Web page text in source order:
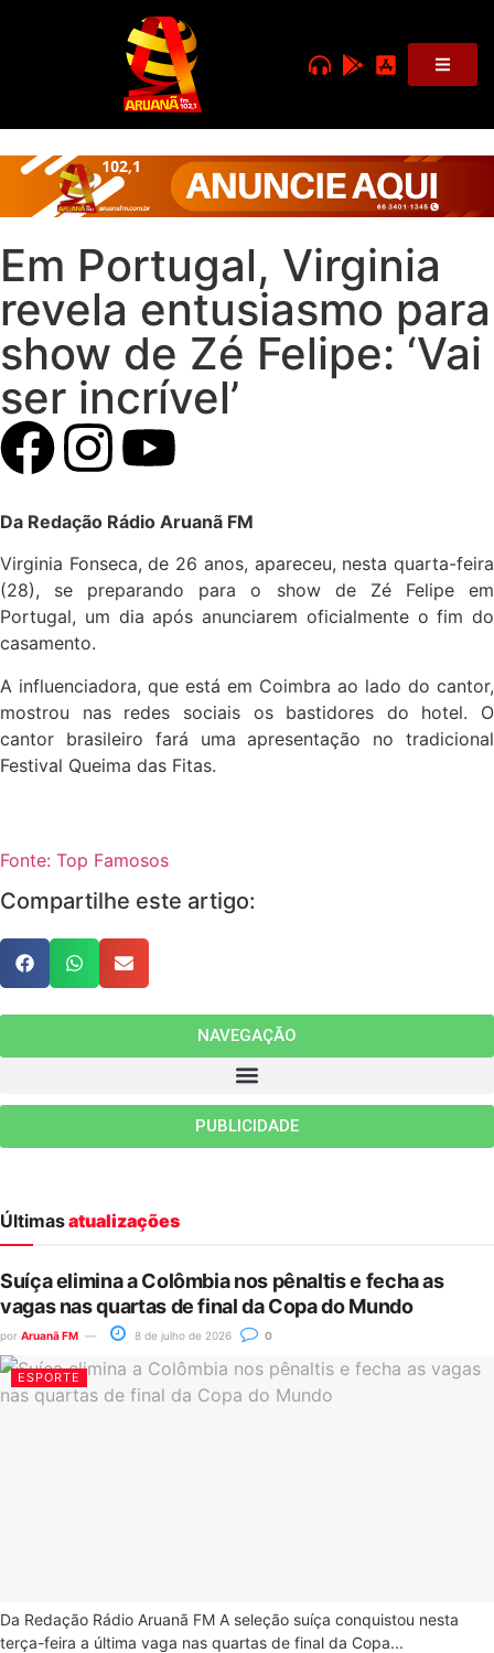
Em Portugal, Virginia
revela entusiasmo para
show de Zé Felipe: ‘Vai
ser incrível’
Da Redação Rádio Aruanã FM
Virginia Fonseca, de 26 anos, apareceu, nesta quarta-feira
(28), se preparando para o show de Zé Felipe em
Portugal, um dia após anunciarem oficialmente o fim do
casamento.
A influenciadora, que está em Coimbra ao lado do cantor,
mostrou nas redes sociais os bastidores do hotel. O
cantor brasileiro fará uma apresentação no tradicional
Festival Queima das Fitas.
Fonte: Top Famosos
Compartilhe este artigo:
NAVEGAÇÃO
PUBLICIDADE
Últimasatualizações
Suíça elimina a Colômbia nos pênaltis e fecha as
vagas nas quartas de final da Copa do Mundo
por Aruanã FM 8 de julho de 2026 0
ESPORTE
Da Redação Rádio Aruanã FM A seleção suíça conquistou nesta
terça-feira a última vaga nas quartas de final da Copa...